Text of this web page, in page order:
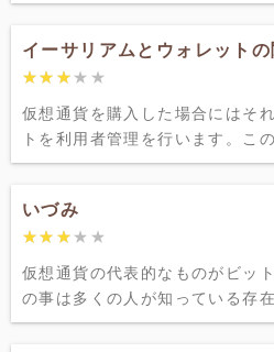
イーサリアムとウォレットの
★★★★★
★★★★★
仮想通貨を購入した場合にはそ
トを利用者管理を行います。こ
いづみ
★★★★★
★★★★★
仮想通貨の代表的なものがビッ
の事は多くの人が知っている存